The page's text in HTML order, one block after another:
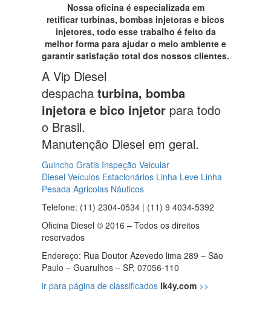
Nossa oficina é especializada em
retificar turbinas, bombas injetoras e bicos
injetores, todo esse trabalho é feito da
melhor forma para ajudar o meio ambiente e
garantir satisfação total dos nossos clientes.
A Vip Diesel
despacha turbina, bomba
injetora e bico injetor para todo
o Brasil.
Manutenção Diesel em geral.
Guincho Gratis Inspeção Veicular
Diesel Veículos Estacionários Linha Leve Linha
Pesada Agricolas Náuticos
Telefone: (11) 2304-0534 | (11) 9 4034-5392
Oficina Diesel © 2016 – Todos os direitos
reservados
Endereço: Rua Doutor Azevedo lima 289 – São
Paulo – Guarulhos – SP, 07056-110
ir para página de classificados lk4y.com >>